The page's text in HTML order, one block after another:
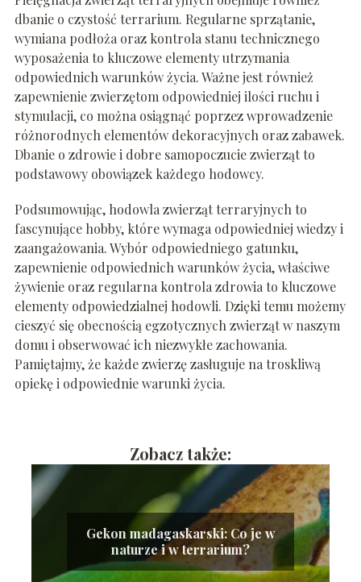
dbanie o czystość terrarium. Regularne sprzątanie,
wymiana podłoża oraz kontrola stanu technicznego
wyposażenia to kluczowe elementy utrzymania
odpowiednich warunków życia. Ważne jest również
zapewnienie zwierzętom odpowiedniej ilości ruchu i
stymulacji, co można osiągnąć poprzez wprowadzenie
różnorodnych elementów dekoracyjnych oraz zabawek.
Dbanie o zdrowie i dobre samopoczucie zwierząt to
podstawowy obowiązek każdego hodowcy.
Podsumowując, hodowla zwierząt terraryjnych to
fascynujące hobby, które wymaga odpowiedniej wiedzy i
zaangażowania. Wybór odpowiedniego gatunku,
zapewnienie odpowiednich warunków życia, właściwe
żywienie oraz regularna kontrola zdrowia to kluczowe
elementy odpowiedzialnej hodowli. Dzięki temu możemy
cieszyć się obecnością egzotycznych zwierząt w naszym
domu i obserwować ich niezwykłe zachowania.
Pamiętajmy, że każde zwierzę zasługuje na troskliwą
opiekę i odpowiednie warunki życia.
Zobacz także:
Gekon madagaskarski: Co je w
naturze i w terrarium?